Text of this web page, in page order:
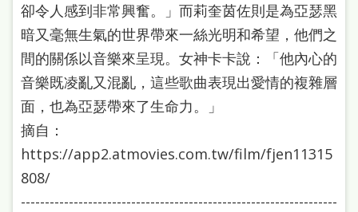
卻令人感到非常興奮。」而莉奎茵佐則是為亞瑟黑
暗又毫無生氣的世界帶來一絲光明和希望，他們之
間的關係以音樂來呈現。女神卡卡說：「他內心的
音樂既凌亂又混亂，這些歌曲表現出愛情的複雜層
面，也為亞瑟帶來了生命力。」
摘自：
https://app2.atmovies.com.tw/film/fjen11315
808/
------------------------------------------------------------------